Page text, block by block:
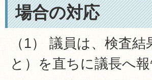
場合の対応
（1） 議員は、検査
と）を直ちに議長へ